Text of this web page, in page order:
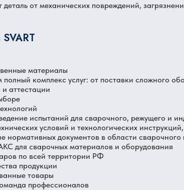
от механических повреждений,
материалы
комплекс услуг: от поставки сложного
аттестации
испытаний для сварочного, режущего и
условий и технологических
нормативных документов в области сварочного
для сварочных материалов и оборудования
по всей территории РФ
продукции
товары
профессионалов